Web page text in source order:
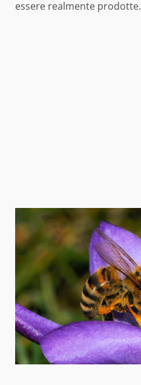
essere realmente prodotte.